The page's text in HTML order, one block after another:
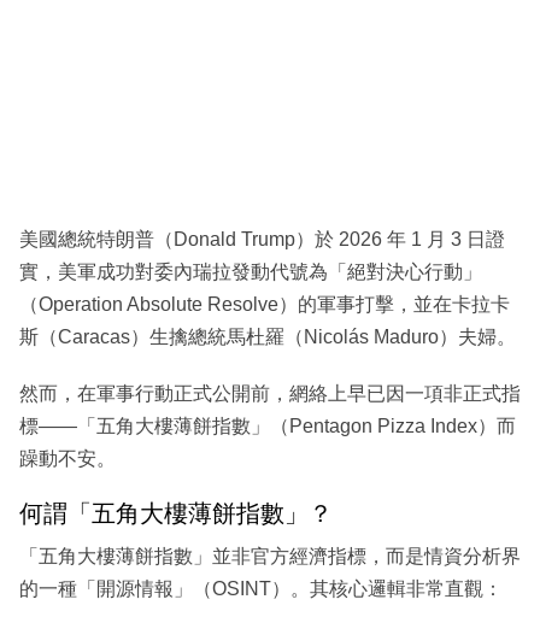
區
美國總統特朗普（Donald Trump）於 2026 年 1 月 3 日證
實，美軍成功對委內瑞拉發動代號為「絕對決心行動」
（Operation Absolute Resolve）的軍事打擊，並在卡拉卡
斯（Caracas）生擒總統馬杜羅（Nicolás Maduro）夫婦。
然而，在軍事行動正式公開前，網絡上早已因一項非正式指
標——「五角大樓薄餅指數」（Pentagon Pizza Index）而
躁動不安。
何謂「五角大樓薄餅指數」？
「五角大樓薄餅指數」並非官方經濟指標，而是情資分析界
的一種「開源情報」（OSINT）。其核心邏輯非常直觀：